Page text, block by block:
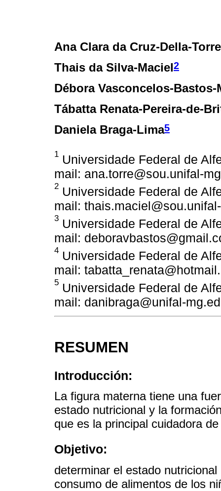
Ana Clara da Cruz-Della-Torre
Thais da Silva-Maciel2
Débora Vasconcelos-Bastos-
Tábatta Renata-Pereira-de-
Daniela Braga-Lima5
1 Universidade Federal de
mail: ana.torre@sou.unifal-
2 Universidade Federal de
mail:
3 Universidade Federal de
mail:
4 Universidade Federal de
mail:
5 Universidade Federal de
mail: danibraga@unifal-
RESUMEN
Introducción:
La figura materna tiene una
estado nutricional y la
que es la principal cuidadora
Objetivo:
determinar el estado
consumo de alimentos de los